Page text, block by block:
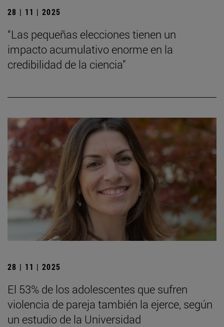
28 | 11 | 2025
“Las pequeñas elecciones tienen un
impacto acumulativo enorme en la
credibilidad de la ciencia”
28 | 11 | 2025
El 53% de los adolescentes que sufren
violencia de pareja también la ejerce, según
un estudio de la Universidad